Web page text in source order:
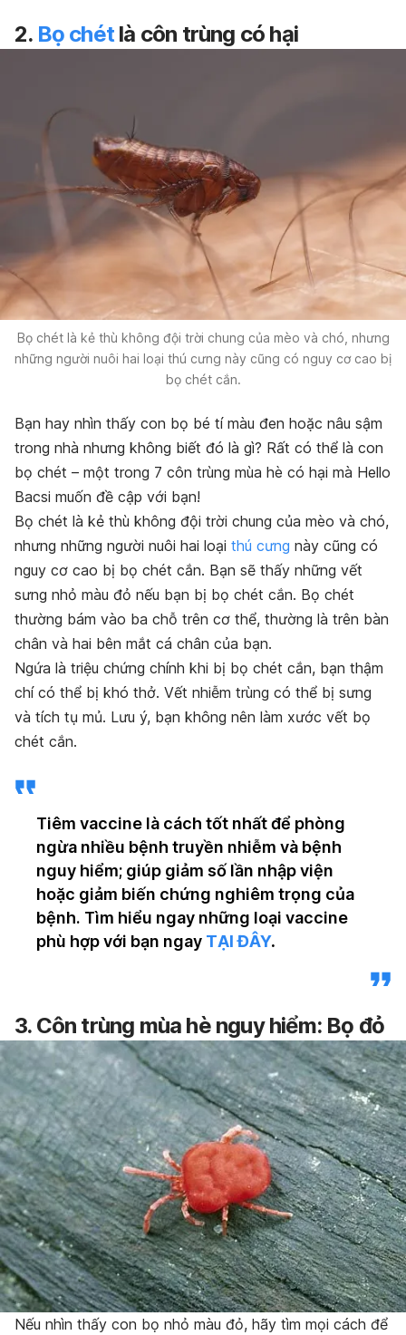
2. Bọ chétlà côn trùng có hại
Bọ chét là kẻ thù không đội trời chung của mèo và chó, nhưng
những người nuôi hai loại thú cưng này cũng có nguy cơ cao bị
bọ chét cắn.
Bạn hay nhìn thấy con bọ bé tí màu đen hoặc nâu sậm
trong nhà nhưng không biết đó là gì? Rất có thể là con
bọ chét – một trong 7 côn trùng mùa hè có hại mà Hello
Bacsi muốn đề cập với bạn!
Bọ chét là kẻ thù không đội trời chung của mèo và chó,
nhưng những người nuôi hai loại thú cưng này cũng có
nguy cơ cao bị bọ chét cắn. Bạn sẽ thấy những vết
sưng nhỏ màu đỏ nếu bạn bị bọ chét cắn. Bọ chét
thường bám vào ba chỗ trên cơ thể, thường là trên bàn
chân và hai bên mắt cá chân của bạn.
Ngứa là triệu chứng chính khi bị bọ chét cắn, bạn thậm
chí có thể bị khó thở. Vết nhiễm trùng có thể bị sưng
và tích tụ mủ. Lưu ý, bạn không nên làm xước vết bọ
chét cắn.
Tiêm vaccine là cách tốt nhất để phòng
ngừa nhiều bệnh truyền nhiễm và bệnh
nguy hiểm; giúp giảm số lần nhập viện
hoặc giảm biến chứng nghiêm trọng của
bệnh. Tìm hiểu ngay những loại vaccine
phù hợp với bạn ngay TẠI ĐÂY.
3. Côn trùng mùa hè nguy hiểm: Bọ đỏ
Nếu nhìn thấy con bọ nhỏ màu đỏ, hãy tìm mọi cách để